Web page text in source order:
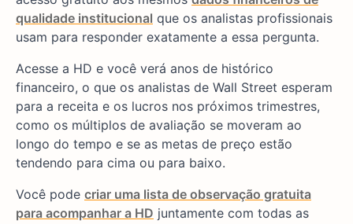
qualidade institucional que os analistas profissionais
usam para responder exatamente a essa pergunta.
Acesse a HD e você verá anos de histórico
financeiro, o que os analistas de Wall Street esperam
para a receita e os lucros nos próximos trimestres,
como os múltiplos de avaliação se moveram ao
longo do tempo e se as metas de preço estão
tendendo para cima ou para baixo.
Você pode criar uma lista de observação gratuita
para acompanhar a HD juntamente com todas as